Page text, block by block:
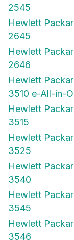
Hewlett
Hewlett
Hewlett
3510 e-All-in-
Hewlett
Hewlett
Hewlett
Hewlett
Hewlett